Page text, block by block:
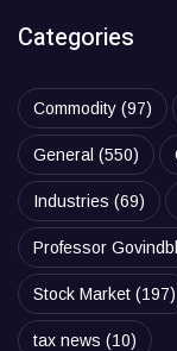
Categories
Commodity (97)
General (550)
Industries (69)
Professor
Stock Market (197)
tax news (10)